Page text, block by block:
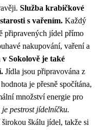
Služba krabičkové
s vařením. Každý
připravených jídel přímo
nakupování, vaření a
Sokolově je také
Jídla jsou připravována z
je přesně spočítána,
množství energie pro
pestrost jídelníčku.
škálu jídel, takže si